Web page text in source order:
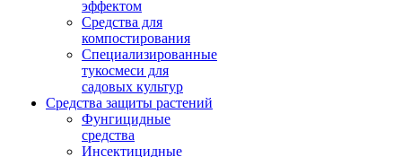
эффектом
Средства для
компостирования
Специализированные
тукосмеси для
садовых культур
Средства защиты растений
Фунгицидные
средства
Инсектицидные